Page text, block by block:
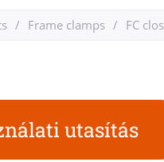
/ Frame clamps / FC
utasítás